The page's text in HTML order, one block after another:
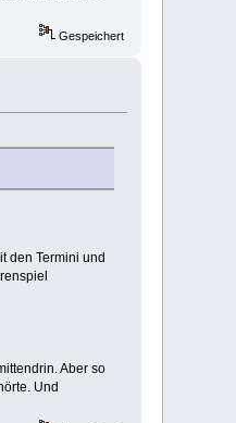
Gespeichert
den Termini und
Aber so
Und